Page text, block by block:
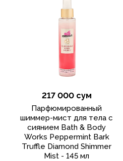
217 000 сум
Парфюмированный
шиммер-мист для тела с
сиянием Bath & Body
Works Peppermint Bark
Truffle Diamond Shimmer
Mist - 145 мл